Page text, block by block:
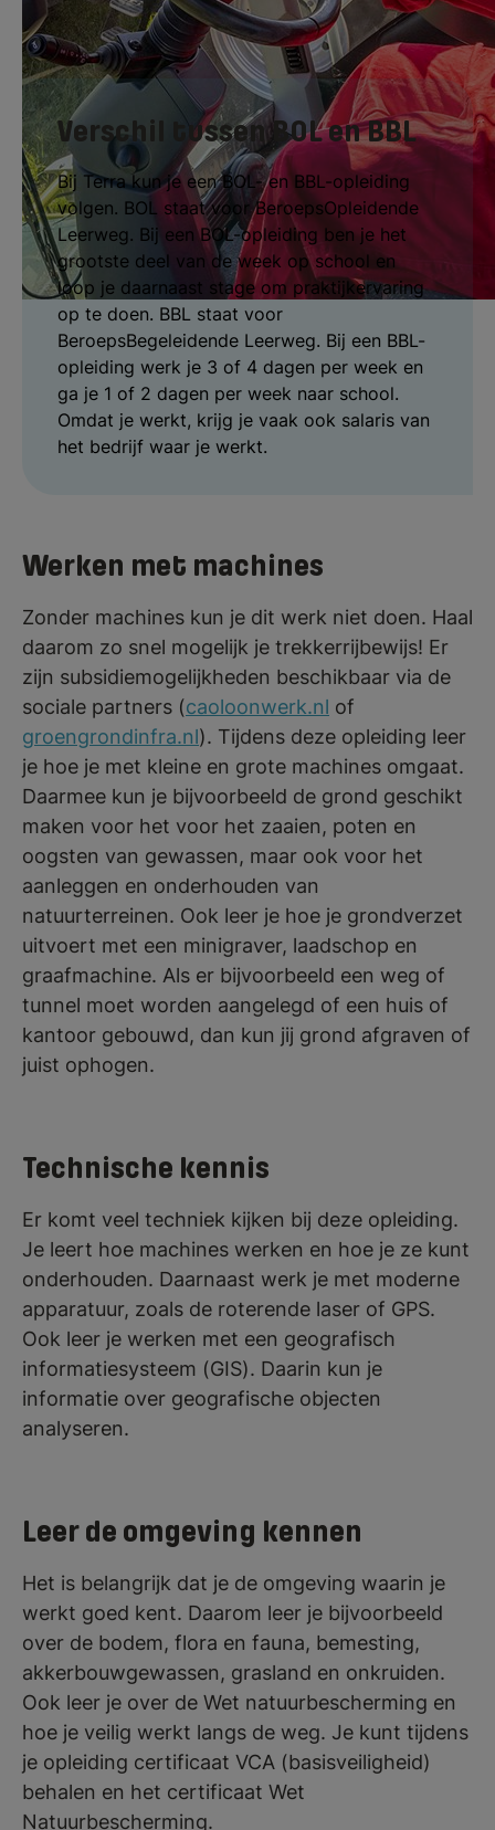
Verschil tussen BOL en BBL
Bij Terra kun je een BOL- en BBL-opleiding
volgen. BOL staat voor BeroepsOpleidende
Leerweg. Bij een BOL-opleiding ben je het
grootste deel van de week op school en
loop je daarnaast stage om praktijkervaring
op te doen. BBL staat voor
BeroepsBegeleidende Leerweg. Bij een BBL-
opleiding werk je 3 of 4 dagen per week en
ga je 1 of 2 dagen per week naar school.
Omdat je werkt, krijg je vaak ook salaris van
het bedrijf waar je werkt.
Werken met machines
Zonder machines kun je dit werk niet doen. Haal
daarom zo snel mogelijk je trekkerrijbewijs! Er
zijn subsidiemogelijkheden beschikbaar via de
sociale partners (caoloonwerk.nl of
groengrondinfra.nl). Tijdens deze opleiding leer
je hoe je met kleine en grote machines omgaat.
Daarmee kun je bijvoorbeeld de grond geschikt
maken voor het voor het zaaien, poten en
oogsten van gewassen, maar ook voor het
aanleggen en onderhouden van
natuurterreinen. Ook leer je hoe je grondverzet
uitvoert met een minigraver, laadschop en
graafmachine. Als er bijvoorbeeld een weg of
tunnel moet worden aangelegd of een huis of
kantoor gebouwd, dan kun jij grond afgraven of
juist ophogen.
Technische kennis
Er komt veel techniek kijken bij deze opleiding.
Je leert hoe machines werken en hoe je ze kunt
onderhouden. Daarnaast werk je met moderne
apparatuur, zoals de roterende laser of GPS.
Ook leer je werken met een geografisch
informatiesysteem (GIS). Daarin kun je
informatie over geografische objecten
analyseren.
Leer de omgeving kennen
Het is belangrijk dat je de omgeving waarin je
werkt goed kent. Daarom leer je bijvoorbeeld
over de bodem, flora en fauna, bemesting,
akkerbouwgewassen, grasland en onkruiden.
Ook leer je over de Wet natuurbescherming en
hoe je veilig werkt langs de weg. Je kunt tijdens
je opleiding certificaat VCA (basisveiligheid)
behalen en het certificaat Wet
Natuurbescherming.